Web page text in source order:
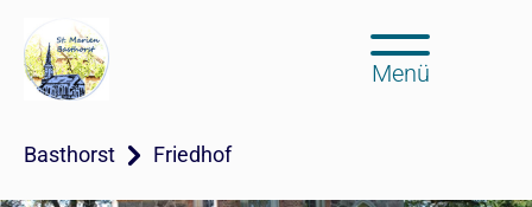
Menü
Basthorst Friedhof